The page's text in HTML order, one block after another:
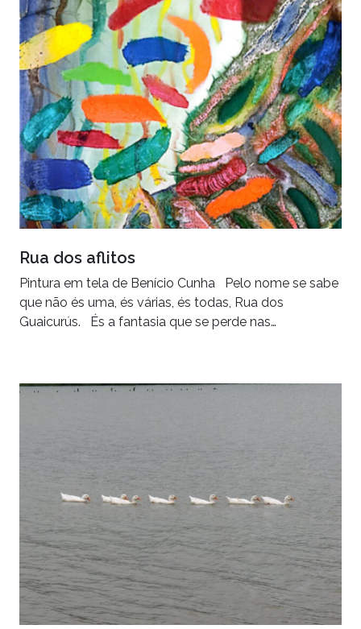
Rua dos aflitos
Pintura em tela de Benício Cunha Pelo nome se sabe
que não és uma, és várias, és todas, Rua dos
Guaicurús. És a fantasia que se perde nas…